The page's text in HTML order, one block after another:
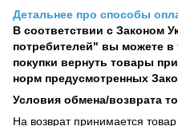
Детальнее про способы
В соответствии с Законом
потребителей" вы можете в
покупки вернуть товары
норм предусмотренных
Условия обмена/возврата
На возврат принимается